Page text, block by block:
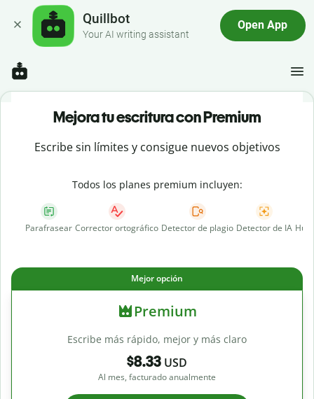
Quillbot
Your AI writing assistant
Open App
Mejora tu escritura con Premium
Escribe sin límites y consigue nuevos objetivos
Todos los planes premium incluyen:
Parafrasear Corrector ortográfico Detector de plagio Detector de IA
Mejor opción
Premium
Escribe más rápido, mejor y más claro
$8.33 USD
Al mes, facturado anualmente